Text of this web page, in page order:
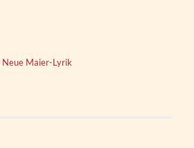
Neue Maier-Lyrik